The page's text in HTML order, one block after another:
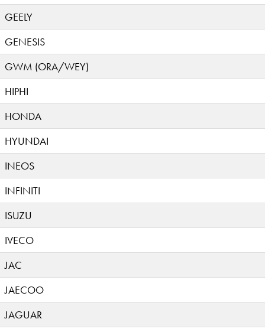
GEELY
GENESIS
GWM (ORA/WEY)
HIPHI
HONDA
HYUNDAI
INEOS
INFINITI
ISUZU
IVECO
JAC
JAECOO
JAGUAR